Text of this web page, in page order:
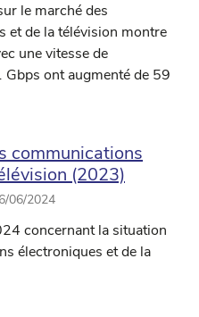
le marché des
et de la télévision montre
une vitesse de
ont augmenté de 59
communications
(2023)
06/2024
concernant la situation
électroniques et de la